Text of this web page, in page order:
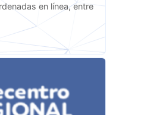
en línea, entre